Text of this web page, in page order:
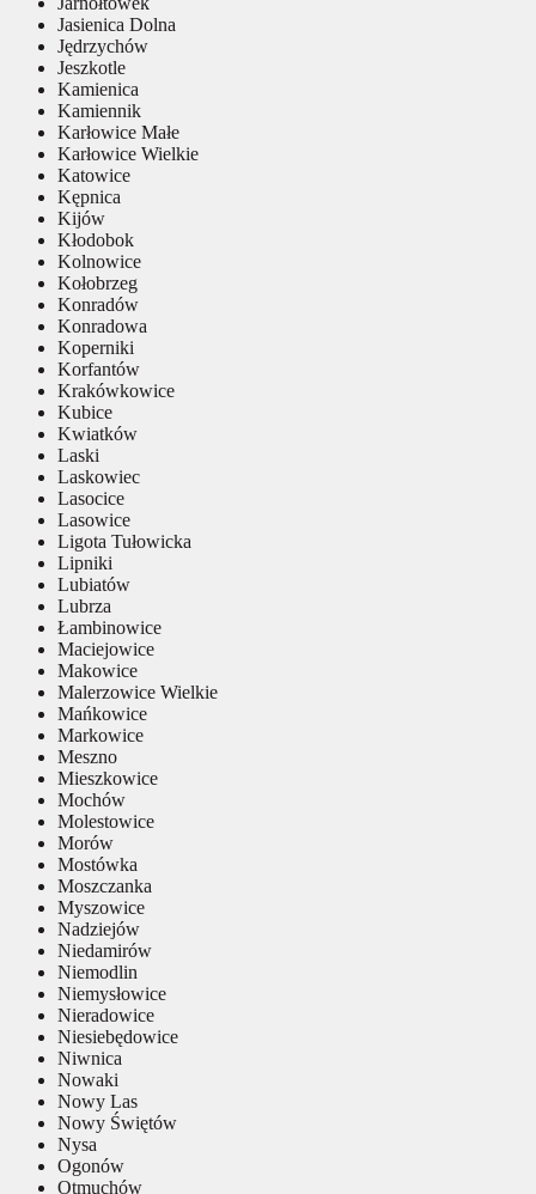
Jasienica Dolna
Jędrzychów
Jeszkotle
Kamienica
Kamiennik
Karłowice Małe
Karłowice Wielkie
Katowice
Kępnica
Kijów
Kłodobok
Kolnowice
Kołobrzeg
Konradów
Konradowa
Koperniki
Korfantów
Krakówkowice
Kubice
Kwiatków
Laski
Laskowiec
Lasocice
Lasowice
Ligota Tułowicka
Lipniki
Lubiatów
Lubrza
Łambinowice
Maciejowice
Makowice
Malerzowice Wielkie
Mańkowice
Markowice
Meszno
Mieszkowice
Mochów
Molestowice
Morów
Mostówka
Moszczanka
Myszowice
Nadziejów
Niedamirów
Niemodlin
Niemysłowice
Nieradowice
Niesiebędowice
Niwnica
Nowaki
Nowy Las
Nowy Świętów
Nysa
Ogonów
Otmuchów